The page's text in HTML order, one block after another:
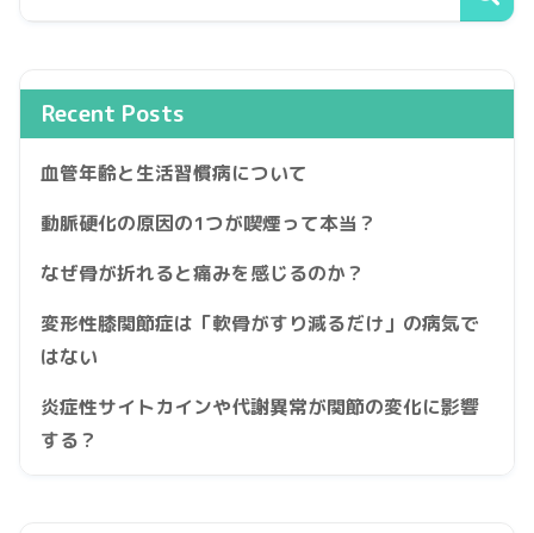
Recent Posts
血管年齢と生活習慣病について
動脈硬化の原因の1つが喫煙って本当？
なぜ骨が折れると痛みを感じるのか？
変形性膝関節症は「軟骨がすり減るだけ」の病気で
はない
炎症性サイトカインや代謝異常が関節の変化に影響
する？